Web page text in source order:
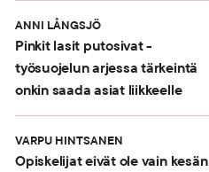
ANNI LÅNGSJÖ
Pinkit lasit putosivat -
työsuojelun arjessa tärkeintä
onkin saada asiat liikkeelle
VARPU HINTSANEN
Opiskelijat eivät ole vain kesän